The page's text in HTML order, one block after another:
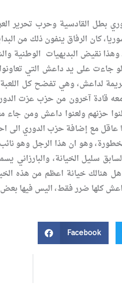
القادسية وحرب تحرير
كان الرفاق ينفون ذلك من
نقيض البديهيات الوطنية
على يد داعش التي تعاونوا
لداعش، وهي تفضح كل
ومعه قادة آخرون من حزب عزت
حزنهم ولعنوا داعش ومن جاء
عاقل مع إضافة حزب الدوري
وهو ان هذا الرجل وهو
سليل الخيانة،
خيانة اعظم من هذه
كلها ضرر فقط، اليس فيها
Facebook